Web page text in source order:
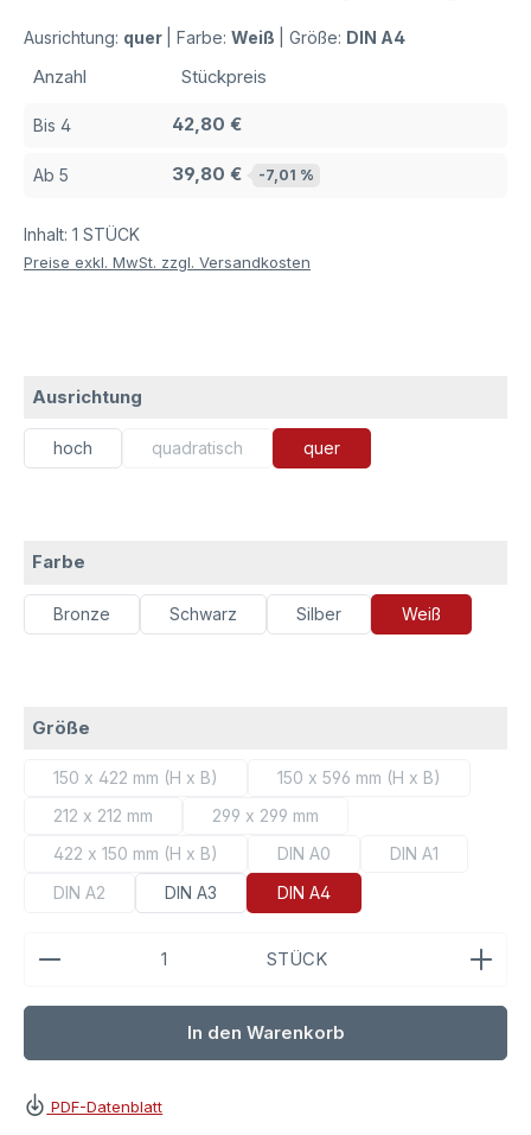
Ausrichtung: quer Farbe: Weiß Größe: DIN A4
Anzahl Stückpreis
Bis 4 42,80 €
Ab 5 39,80 € -7,01 %
Inhalt: 1 STÜCK
Preise exkl. MwSt. zzgl. Versandkosten
Ausrichtung
hoch quadratisch
(Diese Option ist zurzeit nicht verfügbar.)
quer
Farbe
Bronze Schwarz Silber Weiß
Größe
150 x 422 mm (H x B) 150 x 596 mm (H x B)
212 x 212 mm 299 x 299 mm
422 x 150 mm (H x B) DIN A0 DIN A1
DIN A2
(Diese Option ist zurzeit nicht verfügbar.)
DIN A3 DIN A4
Produkt Anzahl: Gib den gewünschten Wert ein
STÜCK
In den Warenkorb
PDF-Datenblatt